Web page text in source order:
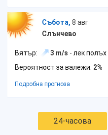
Събота, 8 авг
Слънчево
Вятър: 3 m/s - лек полъх
Вероятност за валежи: 2%
Подробна прогноза
24-часова